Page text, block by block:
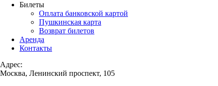
Билеты
Оплата банковской картой
Пушкинская карта
Возврат билетов
Аренда
Контакты
Адрес:
Москва, Ленинский проспект, 105